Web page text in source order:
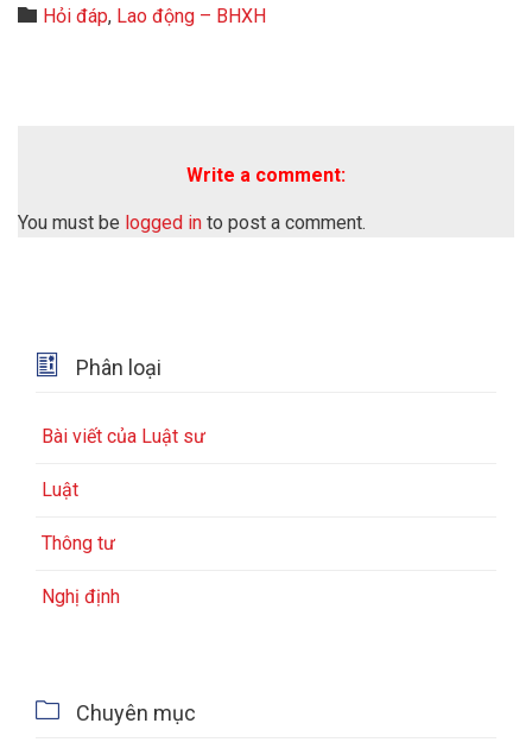
 Category
Hỏi đáp, Lao động – BHXH
Write a comment:
You must be logged in to post a comment.
 Phân loại
Bài viết của Luật sư
Luật
Thông tư
Nghị định
 Chuyên mục